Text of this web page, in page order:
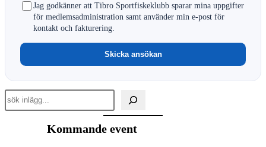
Jag godkänner att Tibro Sportfiskeklubb sparar mina uppgifter
för medlemsadministration samt använder min e-post för
kontakt och fakturering.
Skicka ansökan
Sök
inlägg
Kommande event